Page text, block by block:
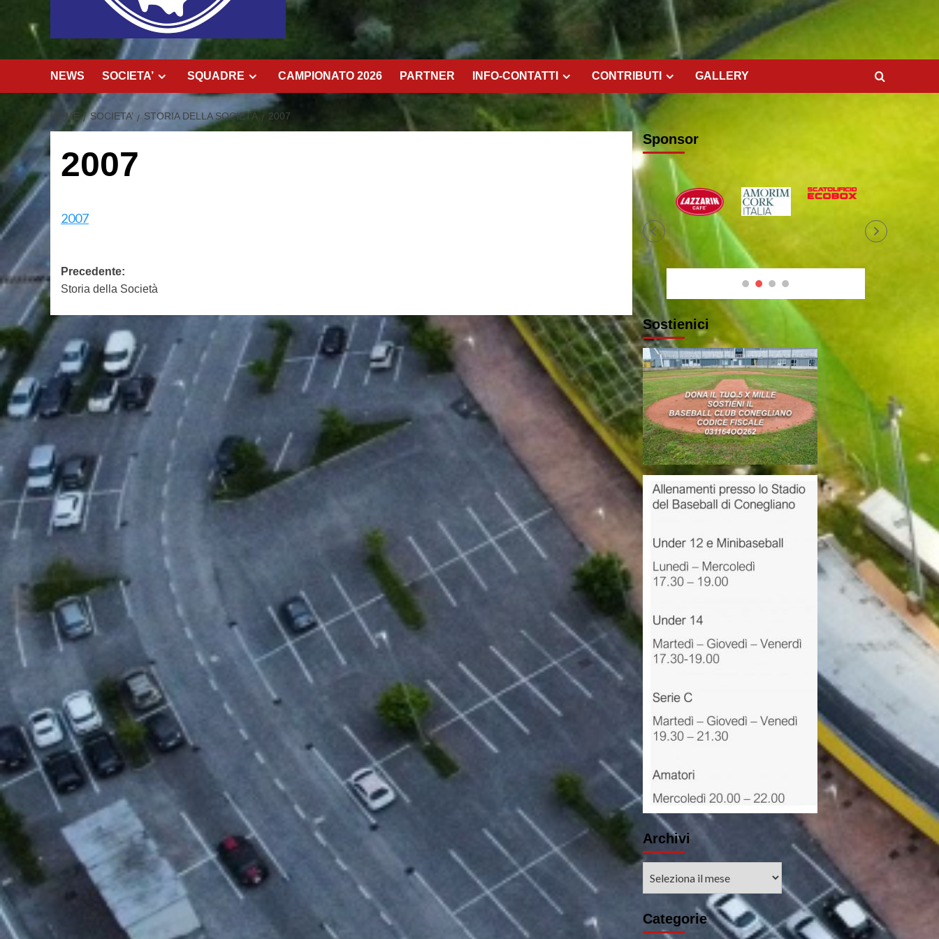
NEWS SOCIETA’ SQUADRE CAMPIONATO 2026 PARTNER INFO-CONTATTI CONTRIBUTI GALLERY
HOME SOCIETA’ STORIA DELLA SOCIETÀ 2007
2007
2007
Navigazione
articolo
Precedente:
Storia della Società
Sponsor
Sostienici
Archivi
Categorie